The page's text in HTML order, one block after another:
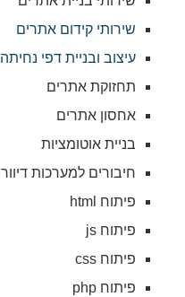
שירותי קידום אתרים
עיצוב ובניית דפי נחיתה
תחזוקת אתרים
אחסון אתרים
בניית אוטומציות
חיבורים למערכות דיוור
פיתוח html
פיתוח js
פיתוח css
פיתוח php